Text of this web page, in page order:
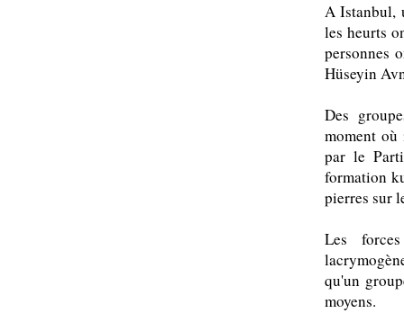
A Istanbul,
les heurts
personnes
Hüseyin
Des
moment
par le
formation
pierres sur
Les
qu'un
moyens.